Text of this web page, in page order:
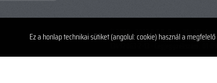
© 2005 - 2023 P.T.B. Pajzs Kft.
10300002-20234155-00003285 · IBAN
Ez a honlap technikai sütiket (angolul: cookie) használ a